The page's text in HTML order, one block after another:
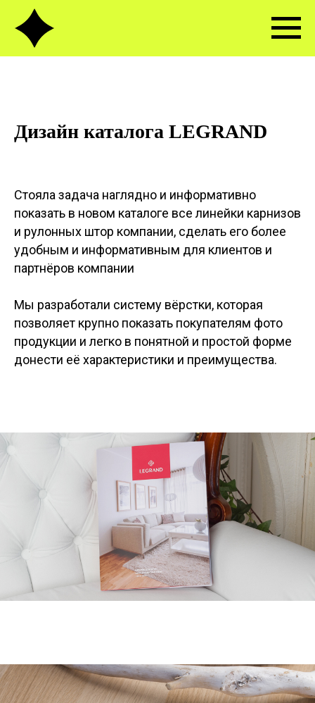
Дизайн каталога LEGRAND
Стояла задача наглядно и информативно
показать в новом каталоге все линейки карнизов
и рулонных штор компании, сделать его более
удобным и информативным для клиентов и
партнёров компании
Мы разработали систему вёрстки, которая
позволяет крупно показать покупателям фото
продукции и легко в понятной и простой форме
донести её характеристики и преимущества.